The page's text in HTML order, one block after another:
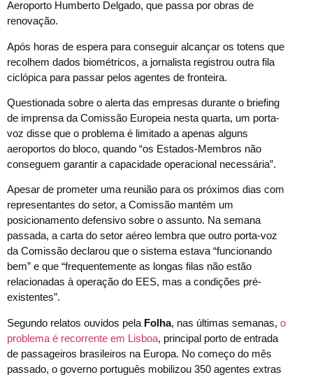
Aeroporto Humberto Delgado, que passa por obras de
renovação.
Após horas de espera para conseguir alcançar os totens que
recolhem dados biométricos, a jornalista registrou outra fila
ciclópica para passar pelos agentes de fronteira.
Questionada sobre o alerta das empresas durante o briefing
de imprensa da Comissão Europeia nesta quarta, um porta-
voz disse que o problema é limitado a apenas alguns
aeroportos do bloco, quando “os Estados-Membros não
conseguem garantir a capacidade operacional necessária”.
Apesar de prometer uma reunião para os próximos dias com
representantes do setor, a Comissão mantém um
posicionamento defensivo sobre o assunto. Na semana
passada, a carta do setor aéreo lembra que outro porta-voz
da Comissão declarou que o sistema estava “funcionando
bem” e que “frequentemente as longas filas não estão
relacionadas à operação do EES, mas a condições pré-
existentes”.
Segundo relatos ouvidos pela Folha, nas últimas semanas, o
problema é recorrente em Lisboa, principal porto de entrada
de passageiros brasileiros na Europa. No começo do mês
passado, o governo português mobilizou 350 agentes extras